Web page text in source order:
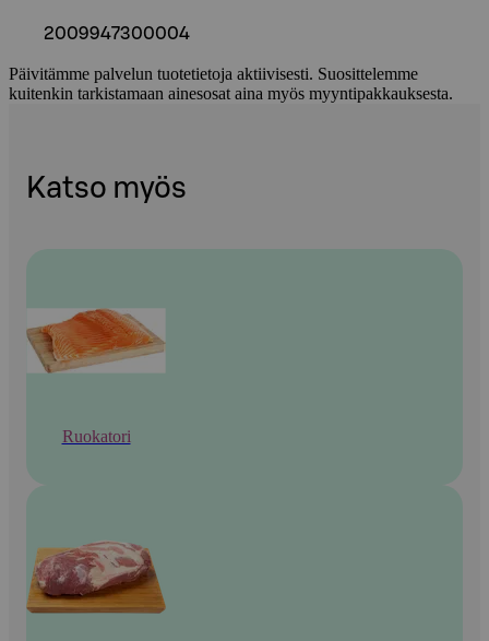
2009947300004
Päivitämme palvelun tuotetietoja aktiivisesti. Suosittelemme
kuitenkin tarkistamaan ainesosat aina myös myyntipakkauksesta.
Katso myös
Ruokatori